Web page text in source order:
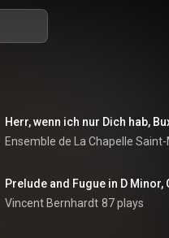
Herr, wenn ich nur Dich hab,
Prelude and Fugue in D Minor,
Vincent Bernhardt 87 plays